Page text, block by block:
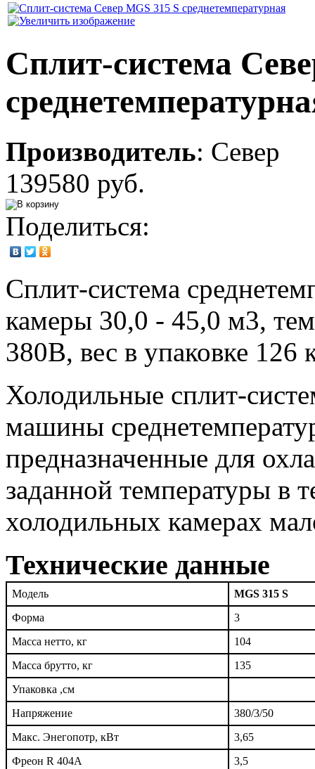
Сплит-система
Производитель: Север
139580 руб.
Поделиться:
Сплит-система
камеры 30,0 - 45,0 м3,
380В, вес в упаковке 126
Холодильные сплит-
машины
предназначенные для
заданной температуры в
холодильных камерах
Технические данные
Модель
MGS 315 S
Форма
3
Масса нетто, кг
104
Масса брутто, кг
135
Упаковка ,см
Напряжение
380/3/50
Макс. Энегопотр, кВт
3,65
Фреон R 404A
3,5